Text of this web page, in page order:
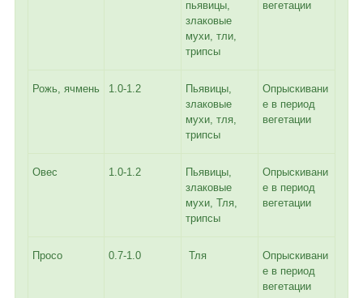
пьявицы,
злаковые
мухи, тли,
трипсы
вегетации
Рожь, ячмень 1.0-1.2
Пьявицы,
злаковые
мухи, тля,
трипсы
Опрыскивани
е в период
вегетации
Овес 1.0-1.2
Пьявицы,
злаковые
мухи, Тля,
трипсы
Опрыскивани
е в период
вегетации
Просо 0.7-1.0 Тля
Опрыскивани
е в период
вегетации